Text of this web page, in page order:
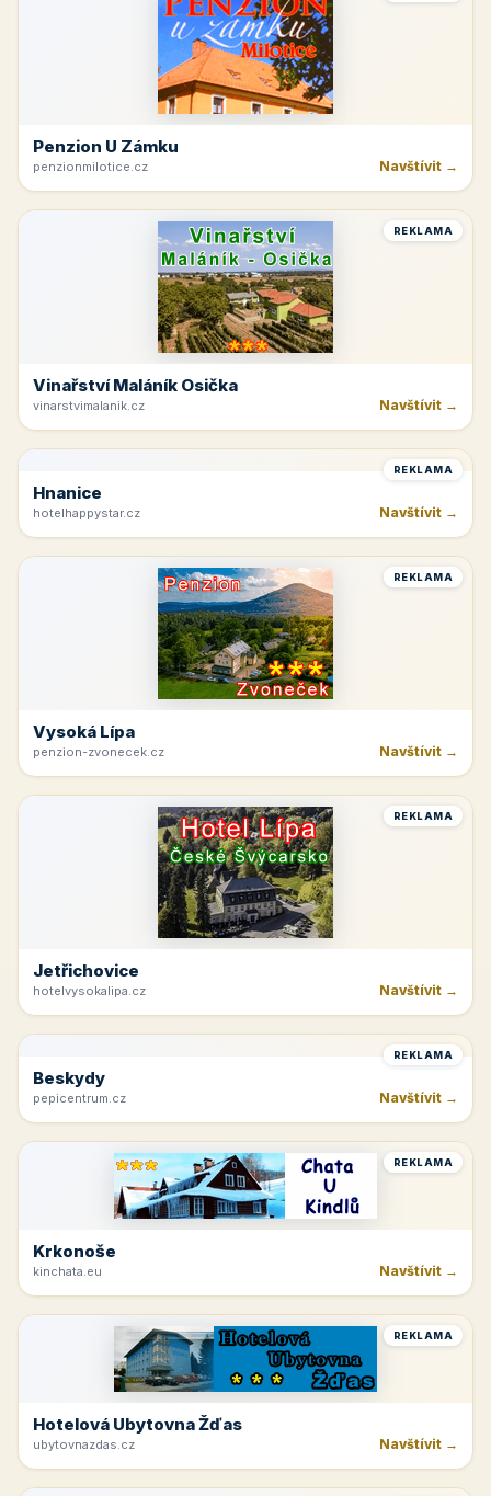
Penzion U Zámku
penzionmilotice.cz Navštívit →
REKLAMA
Vinařství Maláník Osička
vinarstvimalanik.cz Navštívit →
REKLAMA
Hnanice
hotelhappystar.cz Navštívit →
REKLAMA
Vysoká Lípa
penzion-zvonecek.cz Navštívit →
REKLAMA
Jetřichovice
hotelvysokalipa.cz Navštívit →
REKLAMA
Beskydy
pepicentrum.cz Navštívit →
REKLAMA
Krkonoše
kinchata.eu Navštívit →
REKLAMA
Hotelová Ubytovna Žďas
ubytovnazdas.cz Navštívit →